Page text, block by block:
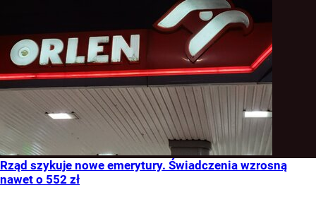
Rząd szykuje nowe emerytury. Świadczenia wzrosną
nawet o 552 zł